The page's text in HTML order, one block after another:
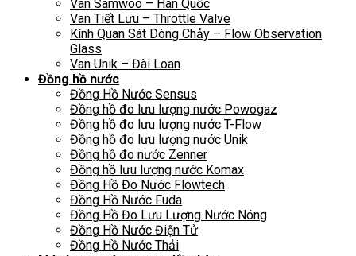
Van Samwoo – Hàn Quốc
Van Tiết Lưu – Throttle Valve
Kính Quan Sát Dòng Chảy – Flow Observation
Glass
Van Unik – Đài Loan
Đồng hồ nước
Đồng Hồ Nước Sensus
Đồng hồ đo lưu lượng nước Powogaz
Đồng hồ đo lưu lượng nước T-Flow
Đồng hồ đo lưu lượng nước Unik
Đồng hồ đo nước Zenner
Đồng hồ lưu lượng nước Komax
Đồng Hồ Đo Nước Flowtech
Đồng Hồ Nước Fuda
Đồng Hồ Đo Lưu Lượng Nước Nóng
Đồng Hồ Nước Điện Tử
Đồng Hồ Nước Thải